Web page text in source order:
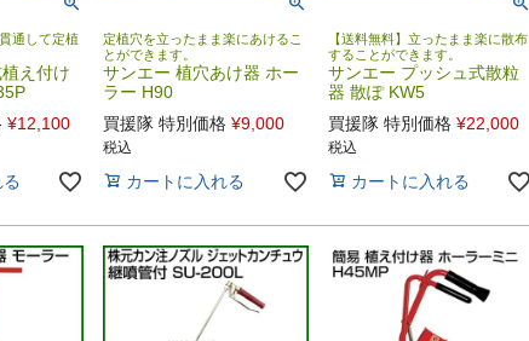
通して定植
え付け
¥12,100
定植穴を立ったまま楽にあけるこ
とができます。
サンエー 植穴あけ器 ホー
ラー H90
買援隊 特別価格 ¥9,000
税込
カートに入れる
【送料無料】立ったまま楽に散布
することができます。
サンエー プッシュ式散粒
器 散ぽ KW5
買援隊 特別価格 ¥22,000
税込
カートに入れる